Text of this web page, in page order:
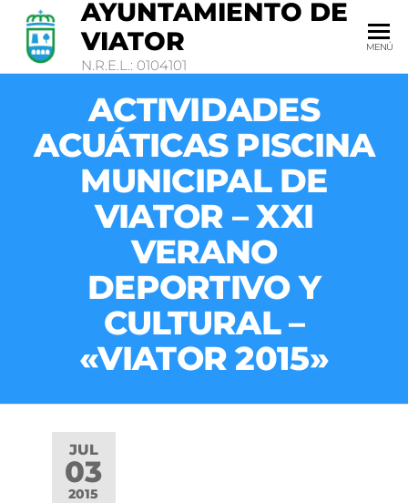
AYUNTAMIENTO DE
VIATOR
N.R.E.L.: 0104101
MENÚ
ACTIVIDADES
ACUÁTICAS PISCINA
MUNICIPAL DE
VIATOR – XXI
VERANO
DEPORTIVO Y
CULTURAL –
«VIATOR 2015»
JUL
03
2015